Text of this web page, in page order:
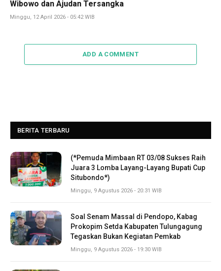
Wibowo dan Ajudan Tersangka
Minggu, 12 April 2026 - 05:42 WIB
ADD A COMMENT
BERITA TERBARU
(*Pemuda Mimbaan RT 03/08 Sukses Raih
Juara 3 Lomba Layang-Layang Bupati Cup
Situbondo*)
Minggu, 9 Agustus 2026 - 20:31 WIB
Soal Senam Massal di Pendopo, Kabag
Prokopim Setda Kabupaten Tulungagung
Tegaskan Bukan Kegiatan Pemkab
Minggu, 9 Agustus 2026 - 19:30 WIB